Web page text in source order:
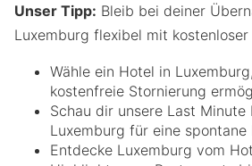
Unser Tipp: Bleib bei deiner
Luxemburg flexibel mit kostenloser
Wähle ein Hotel in
kostenfreie Stornierung
Schau dir unsere Last Minute
Luxemburg für eine spontane
Entdecke Luxemburg vom